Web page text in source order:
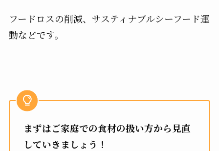
フードロスの削減、サスティナブルシーフード運
動などです。
まずはご家庭での食材の扱い方から見直
していきましょう！